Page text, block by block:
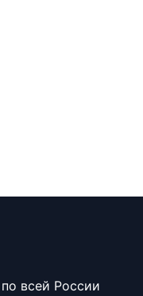
всей России